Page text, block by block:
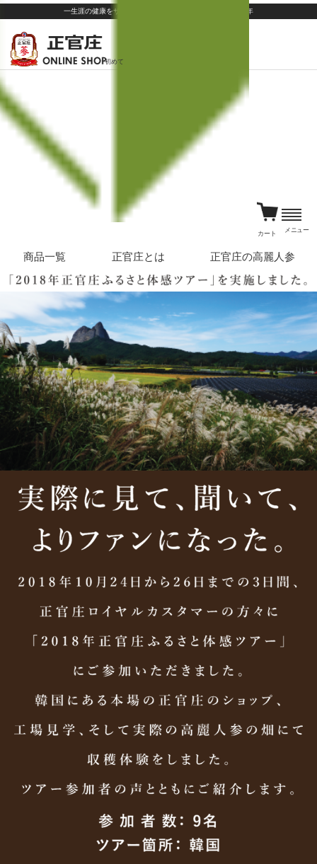
一生涯の健康をサポートする、世界の正官庄 since1899年
初めて
カート
メニュー
商品一覧 正官庄とは 正官庄の高麗人参